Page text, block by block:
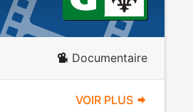
Documentaire
VOIR PLUS